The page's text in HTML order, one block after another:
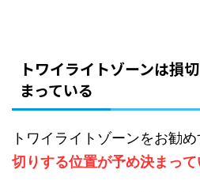
トワイライトゾーンは損
まっている
トワイライトゾーンをお勧め
切りする位置が予め決まって